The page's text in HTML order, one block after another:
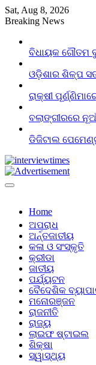
Skip
to
Sat, Aug 8, 2026
Breaking News
ବିଧାୟକ ଗୌତମ
ଓଡ଼ିଶାର ଶିଳ୍ପ
ରାକ୍ଷୀ
ବଲାଙ୍ଗୀରରେ
ଡିଜିଟାଲ
Home
ଅପରାଧ
ଅର୍ନ୍ତଜାତୀୟ
କଳା ଓ ସଂସ୍କୃତି
କ୍ରୀଡା
ଜାତୀୟ
ପର୍ଯ୍ୟଟନ
ବୈଦେଶିକ
ମନୋରଞ୍ଜନ
ରାଜନୀତି
ରାଜ୍ୟ
ଲାଇଫ ଷ୍ଟାଇଲ
ଶିକ୍ଷା
ସ୍ୱାସ୍ଥ୍ୟ